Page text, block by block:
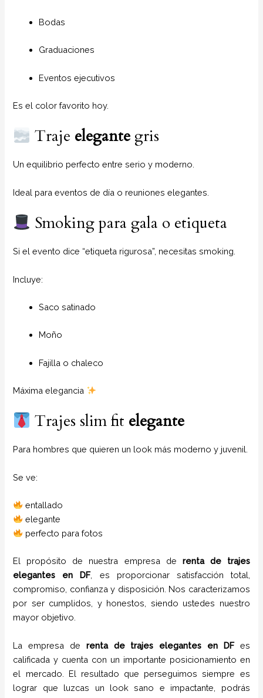
Bodas
Graduaciones
Eventos ejecutivos
Es el color favorito hoy.
Traje elegante gris
Un equilibrio perfecto entre serio y moderno.
Ideal para eventos de día o reuniones elegantes.
Smoking para gala o etiqueta
Si el evento dice “etiqueta rigurosa”, necesitas smoking.
Incluye:
Saco satinado
Moño
Fajilla o chaleco
Máxima elegancia
Trajes slim fit elegante
Para hombres que quieren un look más moderno y juvenil.
Se ve:
entallado
elegante
perfecto para fotos
El propósito de nuestra empresa de renta de trajes
elegantes enDF, es proporcionar satisfacción total,
compromiso, confianza y disposición. Nos caracterizamos
por ser cumplidos, y honestos, siendo ustedes nuestro
mayor objetivo.
La empresa de renta de trajes elegantes en DF
es
calificada y cuenta con un importante posicionamiento en
el mercado. El resultado que perseguimos siempre es
lograr que luzcas un look sano e impactante, podrás